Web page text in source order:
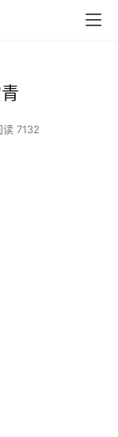
读 7132